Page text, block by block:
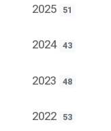
2025 51
2024 43
2023 48
2022 53